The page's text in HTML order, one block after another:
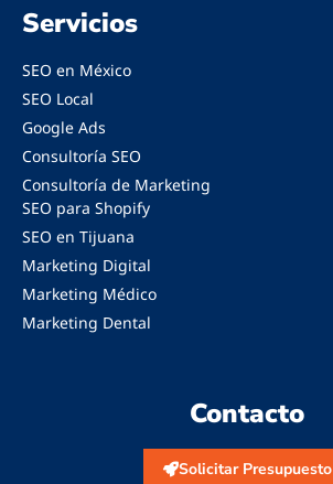
Servicios
SEO en México
SEO Local
Google Ads
Consultoría SEO
Consultoría de Marketing
SEO para Shopify
SEO en Tijuana
Marketing Digital
Marketing Médico
Marketing Dental
Contacto
Solicitar Presupuesto